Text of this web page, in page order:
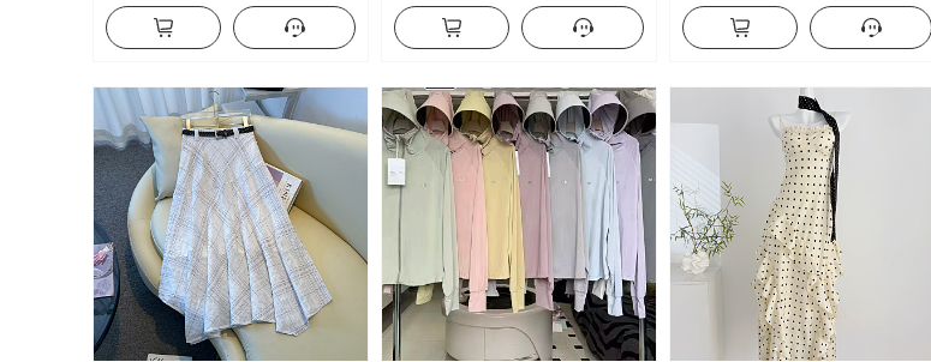
Nouveau Tricoté Automne Épaule Fin
Manteau pour les femmes
haute Amincissant Grande taille Petite
taille Minimaliste Ample Neuf points
Machette Pantalon
Nœud papillon Ample Niche Manches
courtes T-shirt Style coréen Tricoté
Top